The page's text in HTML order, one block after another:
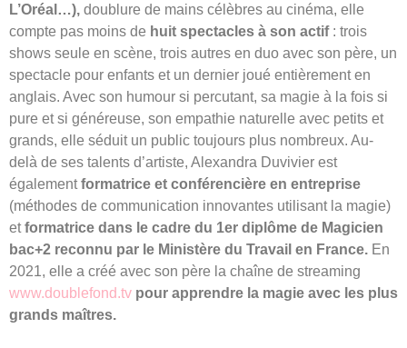
L’Oréal…), doublure de mains célèbres au cinéma, elle
compte pas moins de huit spectacles à son actif: trois
shows seule en scène, trois autres en duo avec son père, un
spectacle pour enfants et un dernier joué entièrement en
anglais. Avec son humour si percutant, sa magie à la fois si
pure et si généreuse, son empathie naturelle avec petits et
grands, elle séduit un public toujours plus nombreux. Au-
delà de ses talents d’artiste, Alexandra Duvivier est
égalementformatrice et conférencière en entreprise
(méthodes de communication innovantes utilisant la magie)
etformatrice dans le cadre du 1er diplôme de Magicien
bac+2 reconnu par le Ministère du Travail en France. En
2021, elle a créé avec son père la chaîne de streaming
www.doublefond.tv pour apprendre la magie avec les plus
grands maîtres.